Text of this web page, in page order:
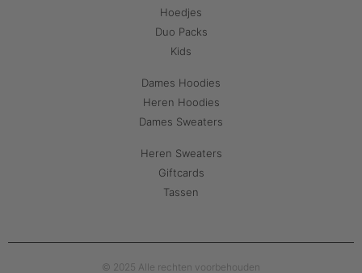
Hoedjes
Duo Packs
Kids
Dames Hoodies
Heren Hoodies
Dames Sweaters
Heren Sweaters
Giftcards
Tassen
© 2025 Alle rechten voorbehouden